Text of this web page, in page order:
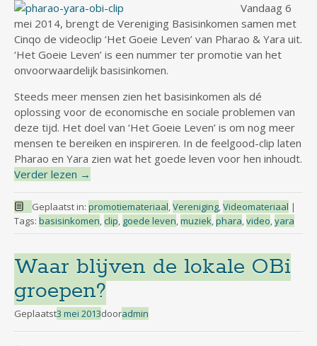
Vandaag 6
mei 2014, brengt de Vereniging Basisinkomen samen met
Cinqo de videoclip ‘Het Goeie Leven’ van Pharao & Yara uit.
‘Het Goeie Leven’ is een nummer ter promotie van het
onvoorwaardelijk basisinkomen.
Steeds meer mensen zien het basisinkomen als dé
oplossing voor de economische en sociale problemen van
deze tijd. Het doel van ‘Het Goeie Leven’ is om nog meer
mensen te bereiken en inspireren. In de feelgood-clip laten
Pharao en Yara zien wat het goede leven voor hen inhoudt.
Verder lezen →
Geplaatst in: promotiemateriaal,Vereniging,Videomateriaal |
Tags: basisinkomen,clip, goede leven,muziek,phara,video,yara
Waar blijven de lokale OBi
groepen?
Geplaatst3 mei 2013dooradmin